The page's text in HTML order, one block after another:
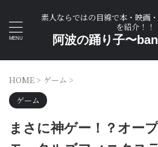
素人ならではの目線で本・映画
を紹介！！
阿波の踊り子〜
HOME > ゲーム >
ゲーム
まさに神ゲー！？オー